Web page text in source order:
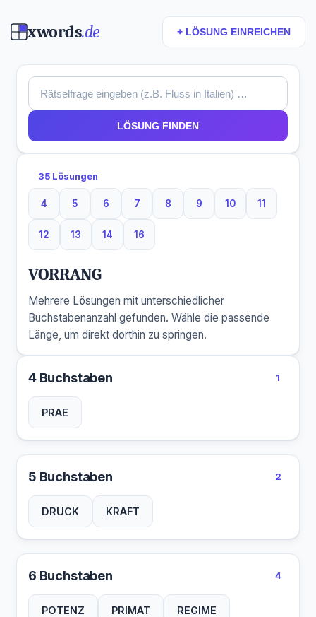
xwords.de + LÖSUNG EINREICHEN
LÖSUNG FINDEN
35 Lösungen
4
4 Buchstaben
5
5 Buchstaben
6
6 Buchstaben
7
7 Buchstaben
8
8 Buchstaben
9
9 Buchstaben
10
10 Buchstaben
11
11
12
12 Buchstaben
13
13 Buchstaben
14
14 Buchstaben
16
16 Buchstaben
VORRANG
Mehrere Lösungen mit unterschiedlicher
Buchstabenanzahl gefunden. Wähle die passende
Länge, um direkt dorthin zu springen.
4 Buchstaben 1
PRAE
5 Buchstaben 2
DRUCK KRAFT
6 Buchstaben 4
POTENZ PRIMAT REGIME